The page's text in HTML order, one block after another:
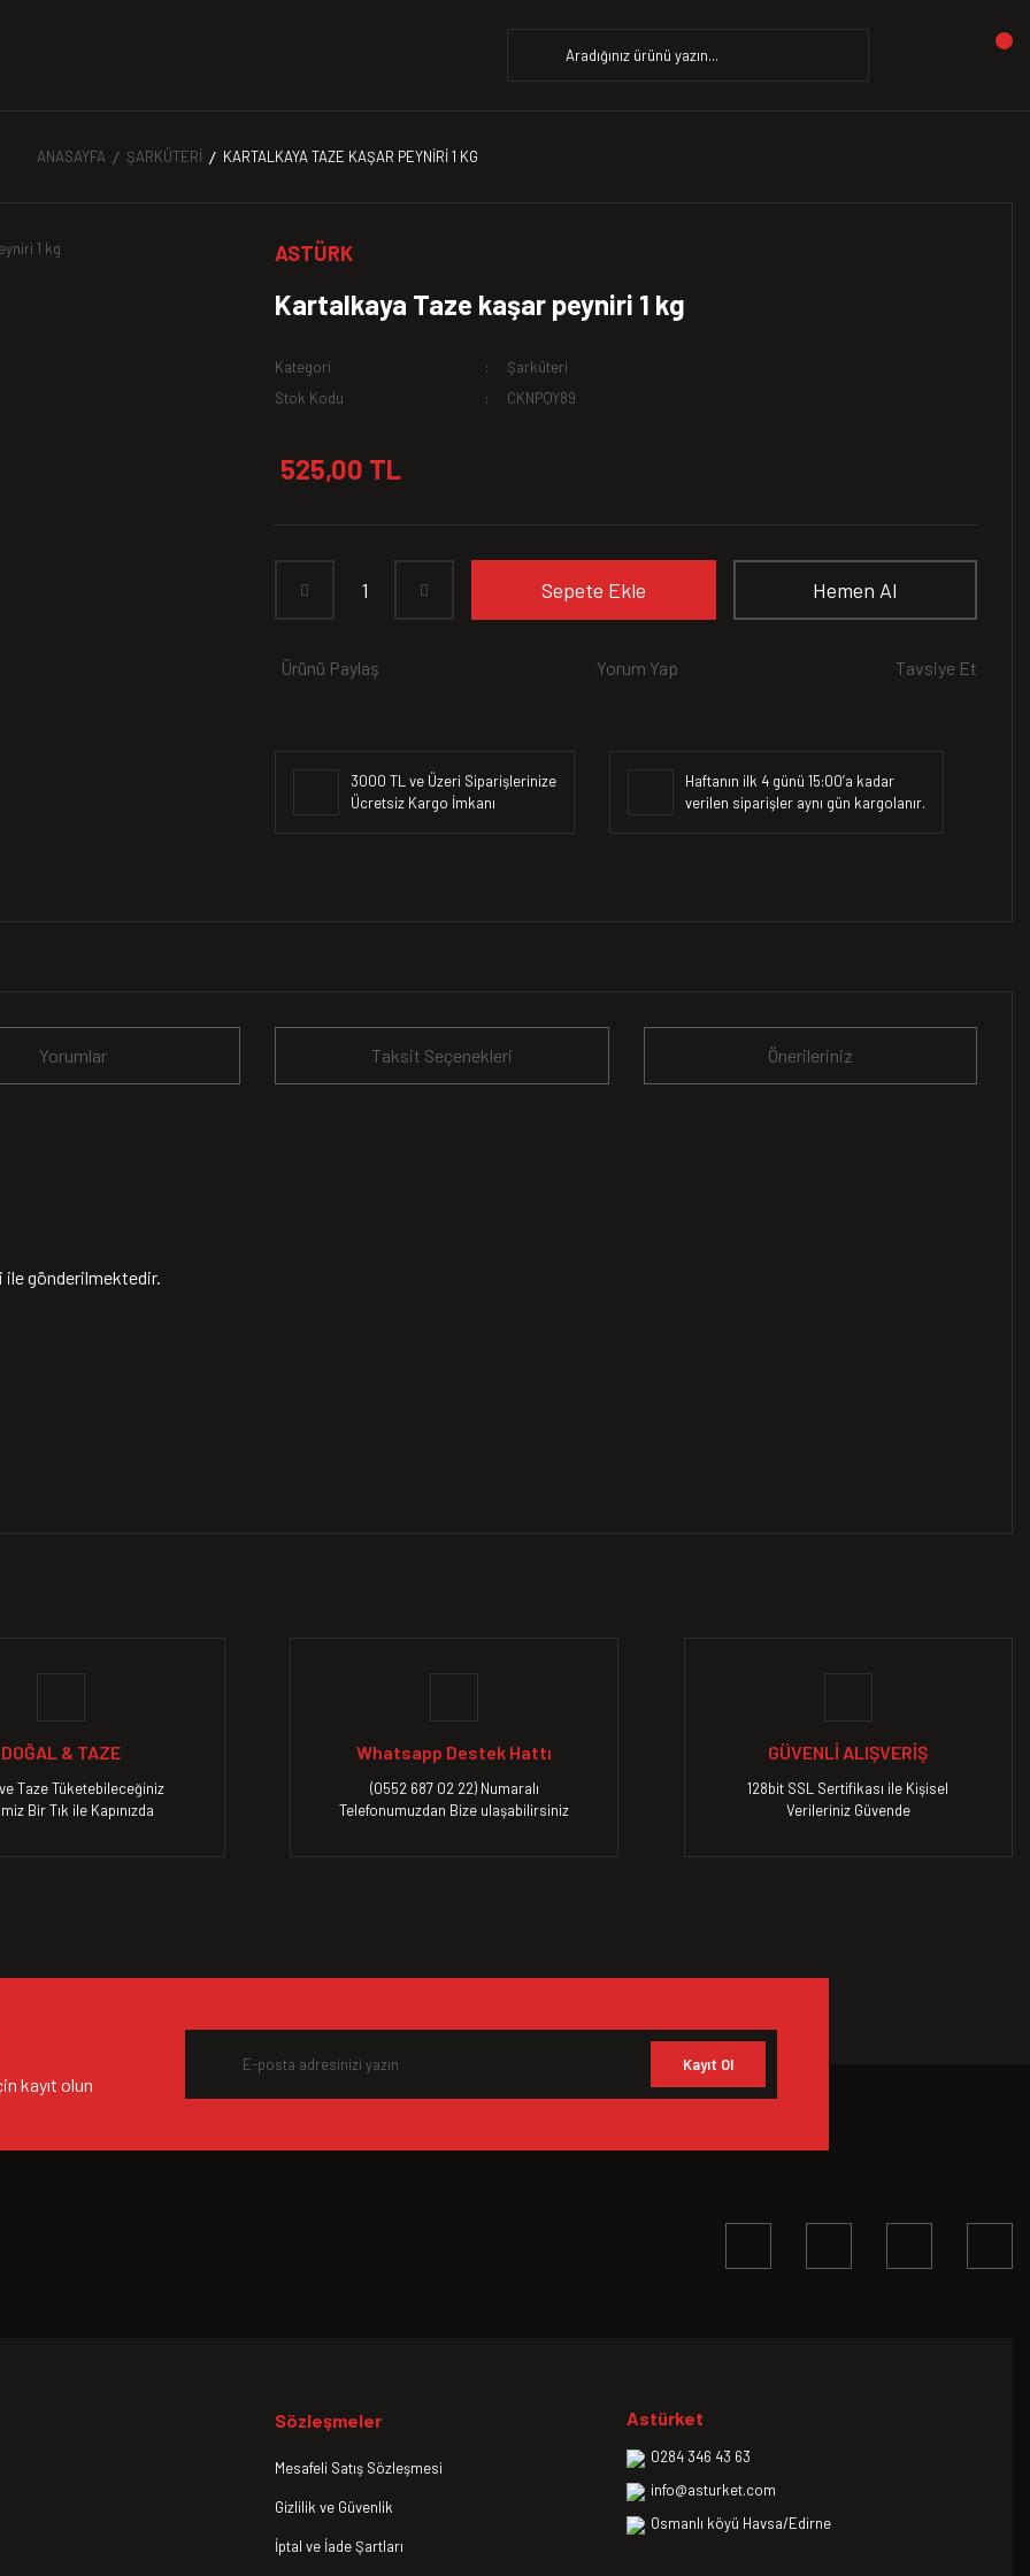
ANASAYFA ŞARKÜTERI KARTALKAYA TAZE KAŞAR PEYNIRI 1 KG
ASTÜRK
Kartalkaya Taze kaşar peyniri 1 kg
Kategori
Şarküteri
Stok Kodu
CKNPQY89
525,00 TL
Sepete Ekle Hemen Al
Ürünü Paylaş Yorum Yap Tavsiye Et
3000 TL ve Üzeri Siparişlerinize
Ücretsiz Kargo İmkanı
Haftanın ilk 4 günü 15:00’a kadar
verilen siparişler aynı gün kargolanır.
Yorumlar Taksit Seçenekleri Önerileriniz
gönderilmektedir.
DOĞAL & TAZE
Taze Tüketebileceğiniz
Bir Tık ile Kapınızda
Whatsapp Destek Hattı
(0552 687 02 22) Numaralı
Telefonumuzdan Bize ulaşabilirsiniz
GÜVENLİ ALIŞVERİŞ
128bit SSL Sertifikası ile Kişisel
Verileriniz Güvende
kayıt olun
Kayıt Ol
Sözleşmeler
Mesafeli Satış Sözleşmesi
Gizlilik ve Güvenlik
İptal ve İade Şartları
Astürket
0284 346 43 63
info@asturket.com
Osmanlı köyü Havsa/Edirne